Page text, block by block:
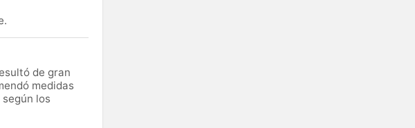
de gran
medidas
los